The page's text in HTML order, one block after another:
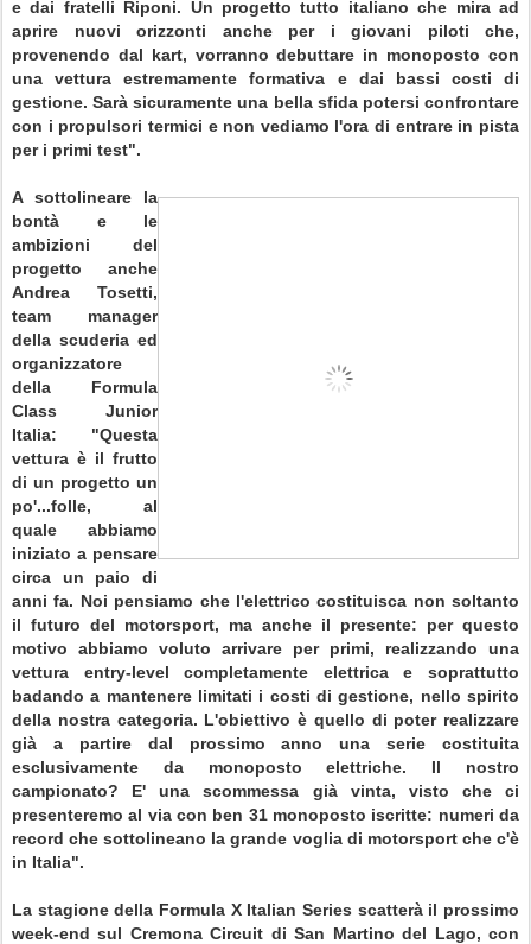
e dai fratelli Riponi. Un progetto tutto italiano che mira ad
aprire nuovi orizzonti anche per i giovani piloti che,
provenendo dal kart, vorranno debuttare in monoposto con
una vettura estremamente formativa e dai bassi costi di
gestione. Sarà sicuramente una bella sfida potersi confrontare
con i propulsori termici e non vediamo l'ora di entrare in pista
per i primi test".
A sottolineare la
bontà e le
ambizioni del
progetto anche
Andrea Tosetti,
team manager
della scuderia ed
organizzatore
della Formula
Class Junior
Italia: "Questa
vettura è il frutto
di un progetto un
po'...folle, al
quale abbiamo
iniziato a pensare
circa un paio di
anni fa. Noi pensiamo che l'elettrico costituisca non soltanto
il futuro del motorsport, ma anche il presente: per questo
motivo abbiamo voluto arrivare per primi, realizzando una
vettura entry-level completamente elettrica e soprattutto
badando a mantenere limitati i costi di gestione, nello spirito
della nostra categoria. L'obiettivo è quello di poter realizzare
già a partire dal prossimo anno una serie costituita
esclusivamente da monoposto elettriche. Il nostro
campionato? E' una scommessa già vinta, visto che ci
presenteremo al via con ben 31 monoposto iscritte: numeri da
record che sottolineano la grande voglia di motorsport che c'è
in Italia".
La stagione della Formula X Italian Series scatterà il prossimo
week-end sul Cremona Circuit di San Martino del Lago, con